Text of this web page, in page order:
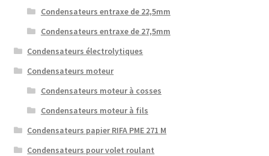
Condensateurs entraxe de 22,5mm
Condensateurs entraxe de 27,5mm
Condensateurs électrolytiques
Condensateurs moteur
Condensateurs moteur à cosses
Condensateurs moteur à fils
Condensateurs papier RIFA PME 271 M
Condensateurs pour volet roulant